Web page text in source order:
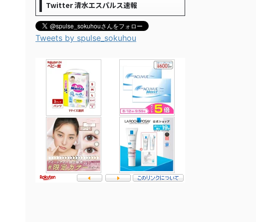
Twitter 清水エスパルス速報
Tweets by spulse_sokuhou